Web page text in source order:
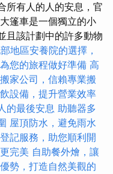
所有人的人的安息，官
篷車是一個獨立的小
且該計劃中的許多動物
地區安養院的選擇，
您的旅程做好準備 高
家公司，信賴專業搬
設備，提升營業效率
的最後安息 助聽器多
屋頂防水，避免雨水
記服務，助您順利開
完美 自助餐外燴，讓
勢，打造自然美觀的